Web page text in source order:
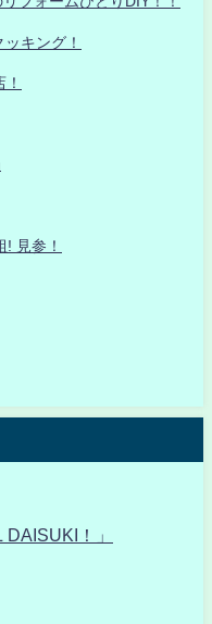
キング！
見参！
！」